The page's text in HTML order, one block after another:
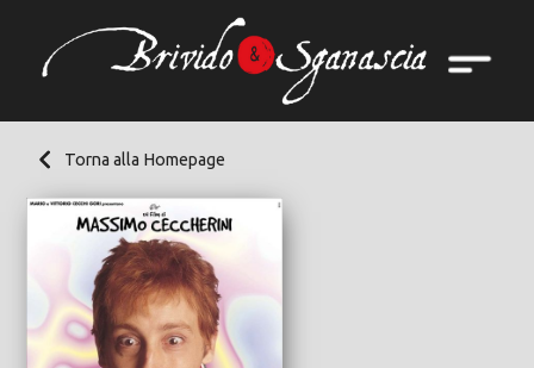
Torna alla Homepage